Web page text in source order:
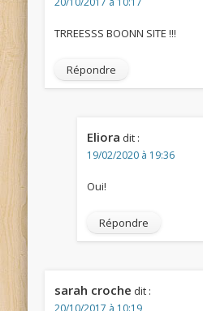
TRREESSS BOONN SITE !!!
Répondre
Eliora dit :
19/02/2020 à 19:36
Oui!
Répondre
sarah croche dit :
20/10/2017 à 10:19